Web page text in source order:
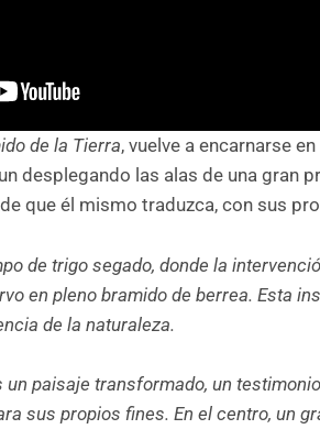
de la Tierra, vuelve a encarnarse
desplegando las alas de una gran
que él mismo traduzca, con sus
de trigo segado, donde la
en pleno bramido de berrea. Esta
de la naturaleza.
un paisaje transformado, un
sus propios fines. En el centro, un